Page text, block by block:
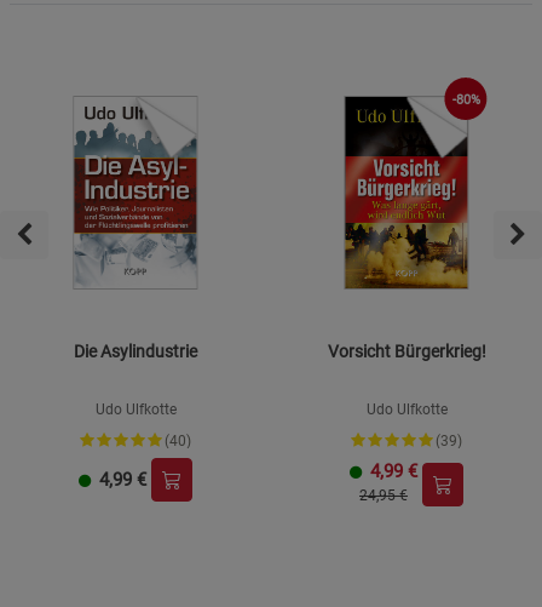
Die Asylindustrie
Udo Ulfkotte
(40)
4,99 €
-80%
Vorsicht Bürgerkrieg!
Udo Ulfkotte
(39)
4,99 €
24,95 €